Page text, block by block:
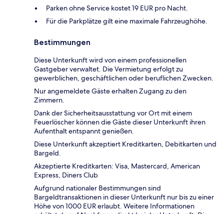
Parken ohne Service kostet 19 EUR pro Nacht.
Für die Parkplätze gilt eine maximale Fahrzeughöhe.
Bestimmungen
Diese Unterkunft wird von einem professionellen
Gastgeber verwaltet. Die Vermietung erfolgt zu
gewerblichen, geschäftlichen oder beruflichen Zwecken.
Nur angemeldete Gäste erhalten Zugang zu den
Zimmern.
Dank der Sicherheitsausstattung vor Ort mit einem
Feuerlöscher können die Gäste dieser Unterkunft ihren
Aufenthalt entspannt genießen.
Diese Unterkunft akzeptiert Kreditkarten, Debitkarten und
Bargeld.
Akzeptierte Kreditkarten: Visa, Mastercard, American
Express, Diners Club
Aufgrund nationaler Bestimmungen sind
Bargeldtransaktionen in dieser Unterkunft nur bis zu einer
Höhe von 1000 EUR erlaubt. Weitere Informationen